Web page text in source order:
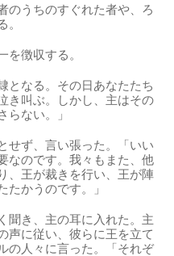
のうちのすぐれた者や、ろ
徴収する。
となる。その日あなたたち
き叫ぶ。しかし、主はその
ない。」
せず、言い張った。「いい
なのです。我々もまた、他
、王が裁きを行い、王が陣
かうのです。」
聞き、主の耳に入れた。主
声に従い、彼らに王を立て
の人々に言った。「それぞ